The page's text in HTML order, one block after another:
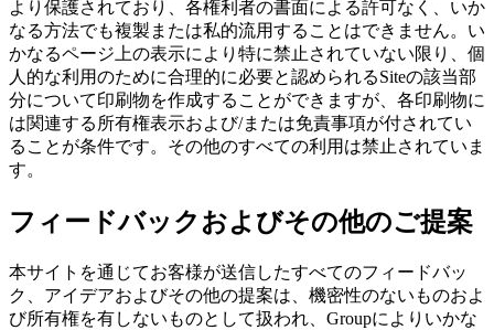
より保護されており、各権利者の書面による許可なく、いか
なる方法でも複製または私的流用することはできません。い
かなるページ上の表示により特に禁止されていない限り、個
人的な利用のために合理的に必要と認められるSiteの該当部
分について印刷物を作成することができますが、各印刷物に
は関連する所有権表示および/または免責事項が付されてい
ることが条件です。その他のすべての利用は禁止されていま
す。
フィードバックおよびその他のご提案
本サイトを通じてお客様が送信したすべてのフィードバッ
ク、アイデアおよびその他の提案は、機密性のないものおよ
び所有権を有しないものとして扱われ、Groupによりいかな